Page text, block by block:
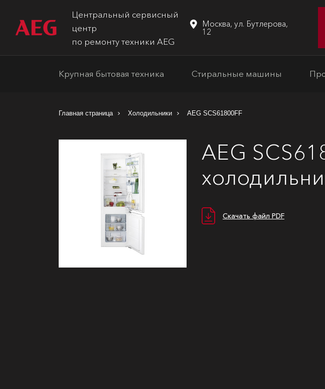
Центральный сервисный
центр
по ремонту техники AEG
Москва, ул. Бутлерова,
12
Крупная бытовая техника Стиральные машины
Главная страница Холодильники AEG SCS61800FF
AEG
Скачать файл PDF